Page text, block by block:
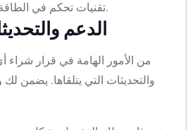
تقنيات تحكم في الطاقة لحماية عمر البطارية.
الدعم
من الأمور الهامة في قرار شراء
والتحديثات التي يتلقاها. يضمن